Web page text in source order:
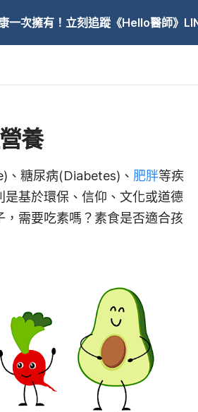
一次擁有！立刻追蹤《Hello醫師》
養
、糖尿病(Diabetes)、 肥胖等疾
基於環保、信仰、文化或道德
需要吃素嗎？素食是否適合孩